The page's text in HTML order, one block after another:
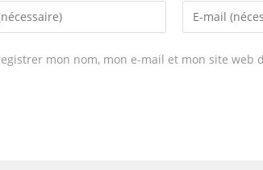
mon nom, mon e-mail et mon site